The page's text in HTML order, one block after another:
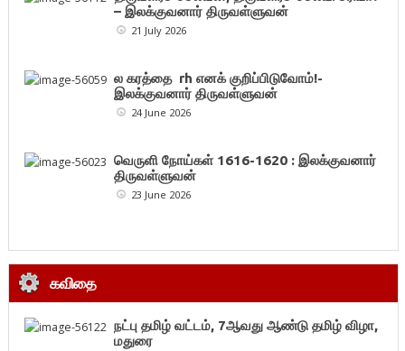
– இலக்குவனார் திருவள்ளுவன்
21 July 2026
ல கரத்தை rh எனக் குறிப்பிடுவோம்!-
இலக்குவனார் திருவள்ளுவன்
24 June 2026
வெருளி நோய்கள் 1616-1620 : இலக்குவனார்
திருவள்ளுவன்
23 June 2026
கவிதை
நட்பு தமிழ் வட்டம், 7ஆவது ஆண்டு தமிழ் விழா,
மதுரை